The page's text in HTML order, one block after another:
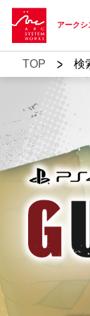
アークシ
TOP > 検